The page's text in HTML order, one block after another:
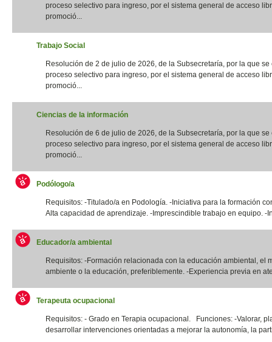
proceso selectivo para ingreso, por el sistema general de acceso
promoció...
Trabajo Social
Resolución de 2 de julio de 2026, de la Subsecretaría, por la que se
proceso selectivo para ingreso, por el sistema general de acceso
promoció...
Ciencias de la información
Resolución de 6 de julio de 2026, de la Subsecretaría, por la que se
proceso selectivo para ingreso, por el sistema general de acceso
promoció...
Podólogo/a
Requisitos: -Titulado/a en Podología. -Iniciativa para la formación
Alta capacidad de aprendizaje. -Imprescindible trabajo en equipo. -
Educador/a ambiental
Requisitos: -Formación relacionada con la educación ambiental, el
ambiente o la educación, preferiblemente. -Experiencia previa en
Terapeuta ocupacional
Requisitos: - Grado en Terapia ocupacional. Funciones: -Valorar,
desarrollar intervenciones orientadas a mejorar la autonomía, la